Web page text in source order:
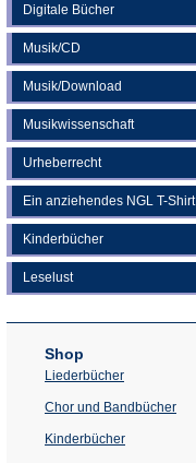
Digitale Bücher
Musik/CD
Musik/Download
Musikwissenschaft
Urheberrecht
Ein anziehendes NGL T-Shirt
Kinderbücher
Leselust
Shop
Liederbücher
Chor und Bandbücher
Kinderbücher